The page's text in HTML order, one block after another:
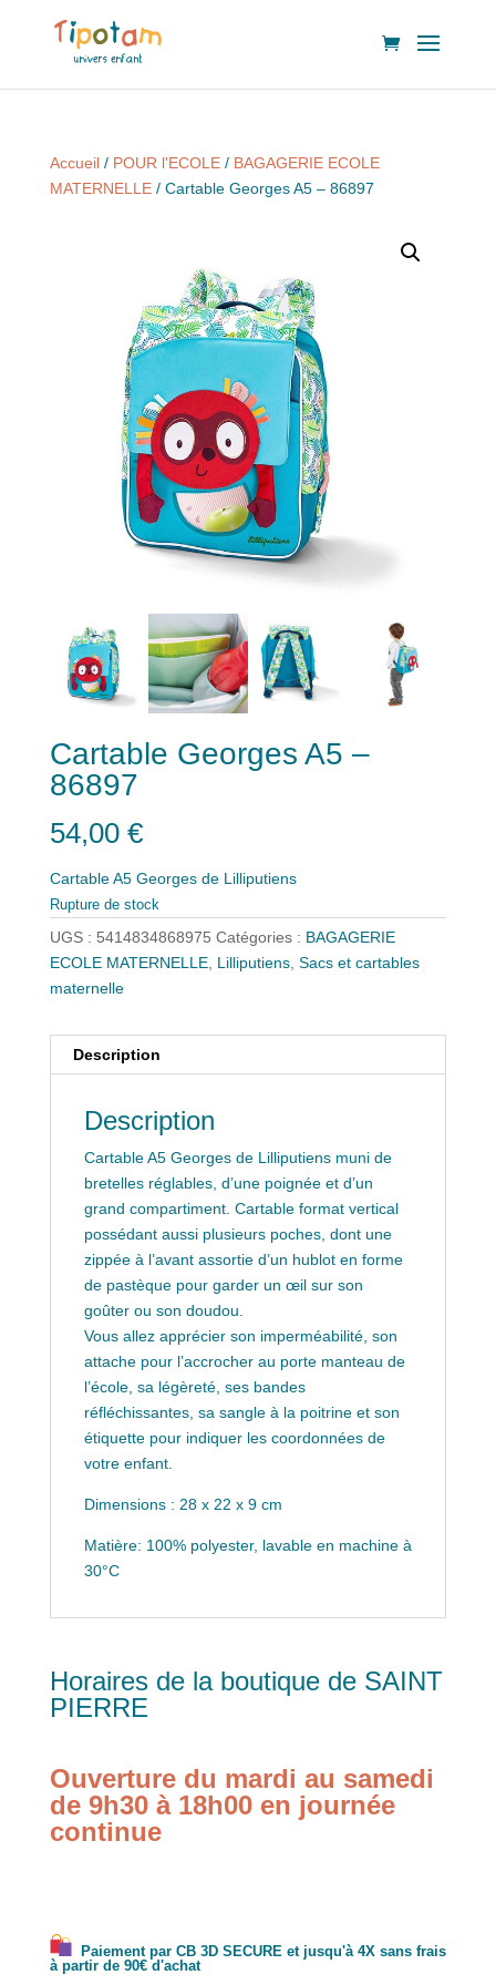
Accueil/ POUR l'ECOLE/ BAGAGERIE ECOLE
MATERNELLE/ Cartable Georges A5 – 86897
Cartable Georges A5 –
86897
54,00 €
Cartable A5 Georges de Lilliputiens
Rupture de stock
UGS : 5414834868975 Catégories : BAGAGERIE
ECOLE MATERNELLE, Lilliputiens, Sacs et cartables
maternelle
Description
Description
Cartable A5 Georges de Lilliputiens muni de
bretelles réglables, d’une poignée et d’un
grand compartiment. Cartable format vertical
possédant aussi plusieurs poches, dont une
zippée à l’avant assortie d’un hublot en forme
de pastèque pour garder un œil sur son
goûter ou son doudou.
Vous allez apprécier son imperméabilité, son
attache pour l’accrocher au porte manteau de
l’école, sa légèreté, ses bandes
réfléchissantes, sa sangle à la poitrine et son
étiquette pour indiquer les coordonnées de
votre enfant.
Dimensions : 28 x 22 x 9 cm
Matière: 100% polyester, lavable en machine à
30°C
Horaires de la boutique de SAINT
PIERRE
Ouverture du mardi au samedi
de 9h30 à 18h00 en journée
continue
Paiement par CB 3D SECURE et jusqu'à 4X sans frais
à partir de 90€ d'achat